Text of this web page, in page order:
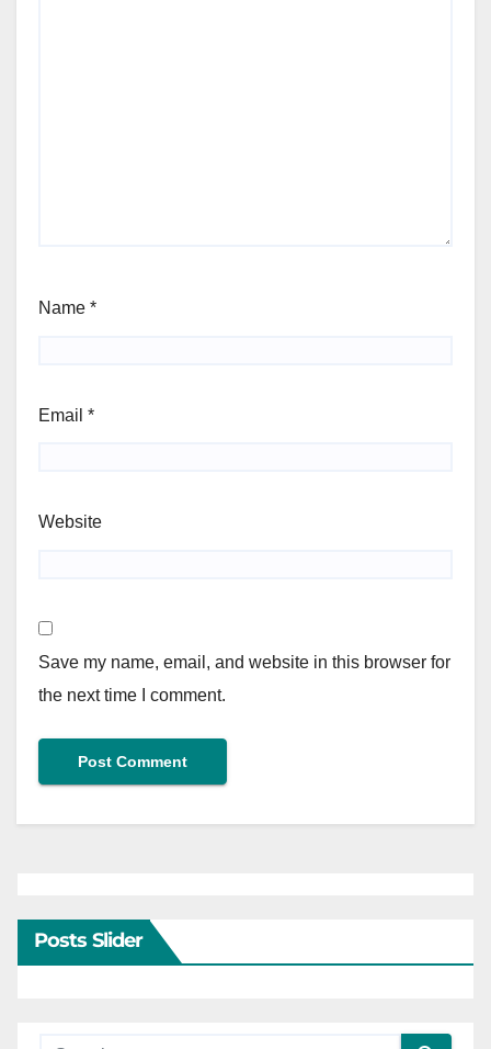
Name *
Email *
Website
Save my name, email, and website in this browser for
the next time I comment.
Posts Slider